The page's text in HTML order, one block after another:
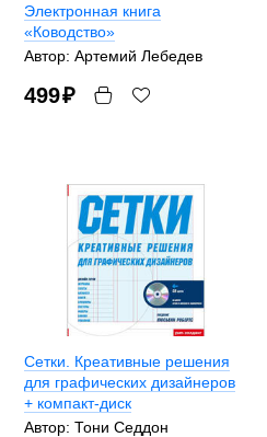
Электронная книга
«Ководство»
Автор: Артемий Лебедев
499₽
Сетки. Креативные решения
для графических дизайнеров
+ компакт-диск
Автор: Тони Седдон